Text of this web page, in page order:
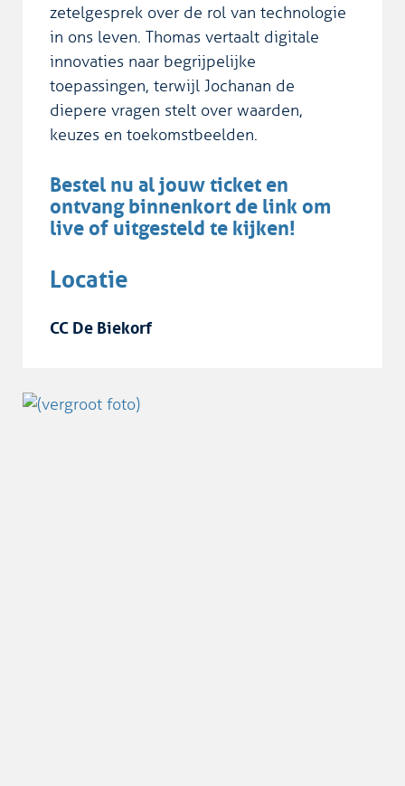
zetelgesprek over de rol van technologie
in ons leven. Thomas vertaalt digitale
innovaties naar begrijpelijke
toepassingen, terwijl Jochanan de
diepere vragen stelt over waarden,
keuzes en toekomstbeelden.
Bestel nu al jouw ticket en
ontvang binnenkort de link om
live of uitgesteld te kijken!
Locatie
CC De Biekorf